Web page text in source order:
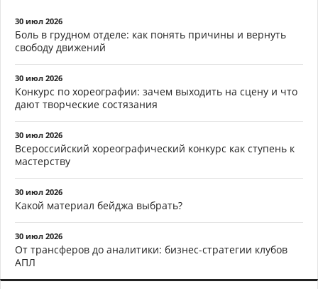
30 июл 2026
Боль в грудном отделе: как понять причины и вернуть
свободу движений
30 июл 2026
Конкурс по хореографии: зачем выходить на сцену и что
дают творческие состязания
30 июл 2026
Всероссийский хореографический конкурс как ступень к
мастерству
30 июл 2026
Какой материал бейджа выбрать?
30 июл 2026
От трансферов до аналитики: бизнес-стратегии клубов
АПЛ